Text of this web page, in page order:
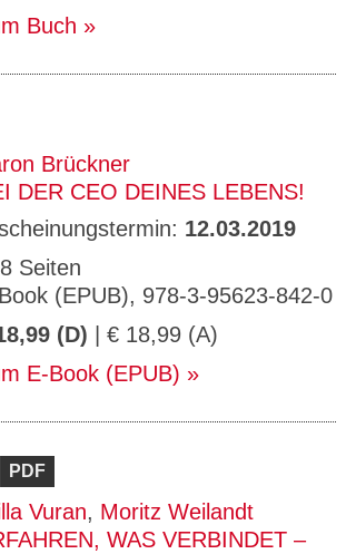
Buch
Brückner
DER CEO DEINES LEBENS!
12.03.2019
Seiten
(EPUB), 978-3-95623-842-0
(D) | € 18,99 (A)
E-Book (EPUB)
PDF
Vuran, Moritz Weilandt
WAS VERBINDET –